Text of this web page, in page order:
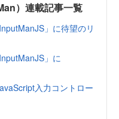
）連載記事一覧
」に待望のリ
」に
入力コントロー